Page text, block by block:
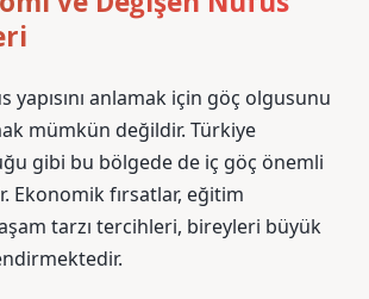
yapısını anlamak için göç olgusunu
mümkün değildir. Türkiye
gibi bu bölgede de iç göç önemli
Ekonomik fırsatlar, eğitim
tarzı tercihleri, bireyleri büyük